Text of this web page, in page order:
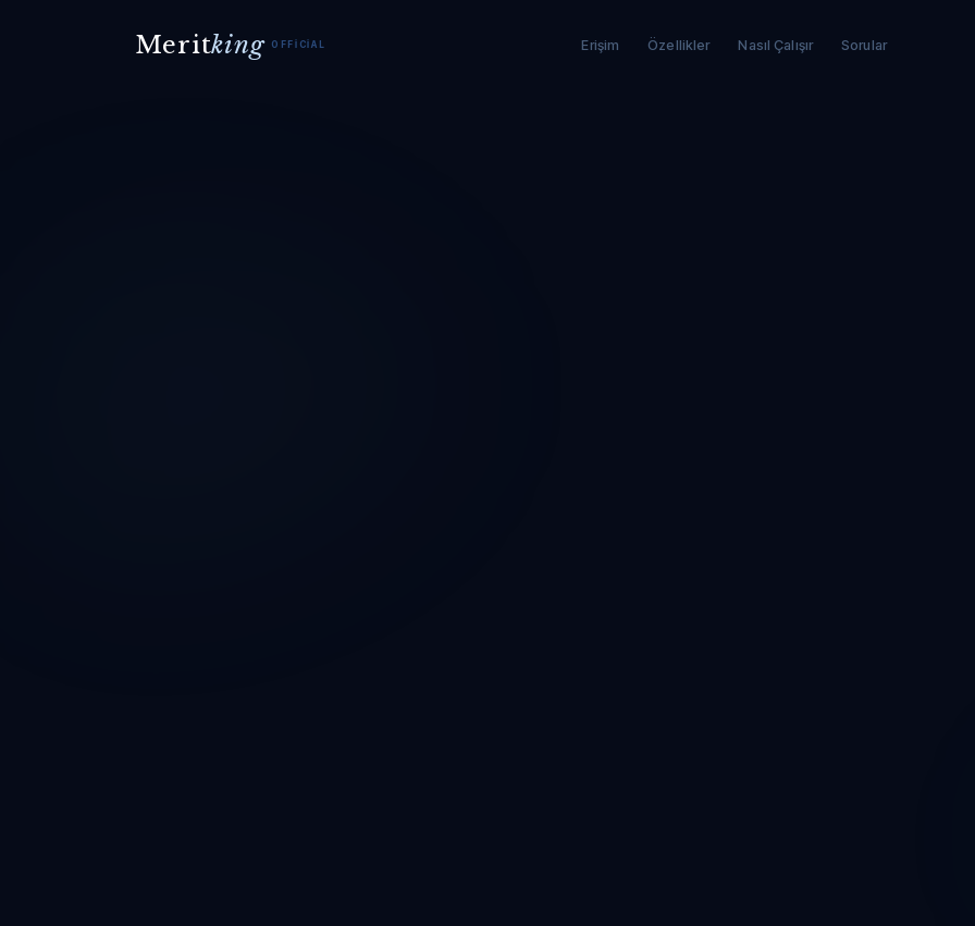
Meritking OFFICIAL Erişim Özellikler Nasıl Çalışır Sorular